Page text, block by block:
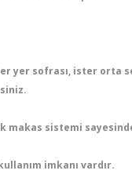
yer sofrası, ister orta
makas sistemi
imkanı vardır.